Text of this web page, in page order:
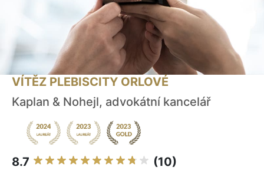
VÍTĚZ PLEBISCITY ORLOVÉ
Kaplan & Nohejl, advokátní kancelář
8.7 (10)